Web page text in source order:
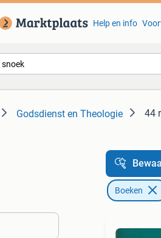
Help en info
Godsdienst en Theologie 44
Boeken